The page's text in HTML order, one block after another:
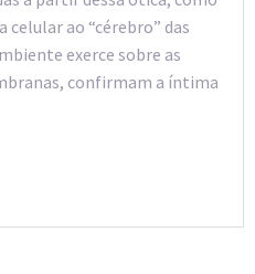
celular ao “cérebro” das
exerce sobre as
confirmam a íntima